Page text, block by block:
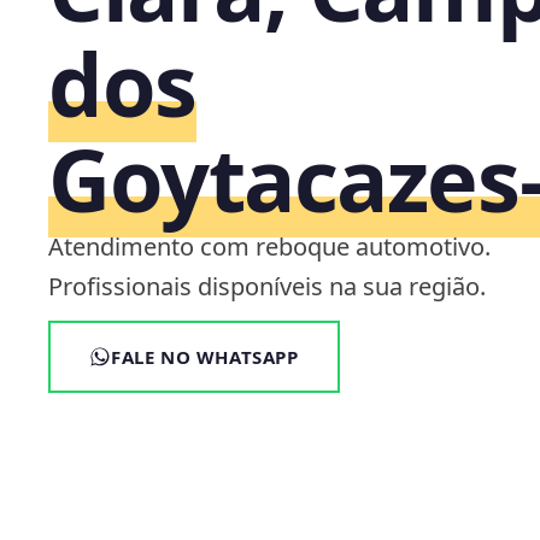
dos
Atendimento com reboque automotivo.
Profissionais disponíveis na sua região.
FALE NO WHATSAPP